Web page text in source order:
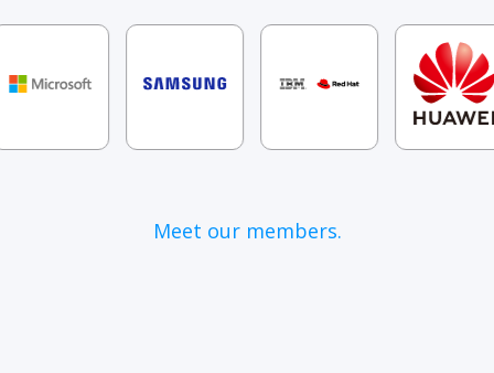
Meet our members.